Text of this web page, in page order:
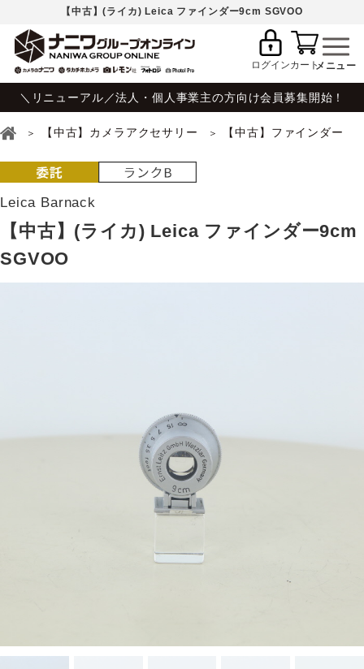
【中古】(ライカ) Leica ファインダー9cm SGVOO
ログインカート
＼リニューアル／法人・個人事業主の方向け会員募集開始！
【中古】カメラアクセサリー 【中古】ファインダー
Leica Barnack
【中古】(ライカ) Leica ファインダー9cm
SGVOO